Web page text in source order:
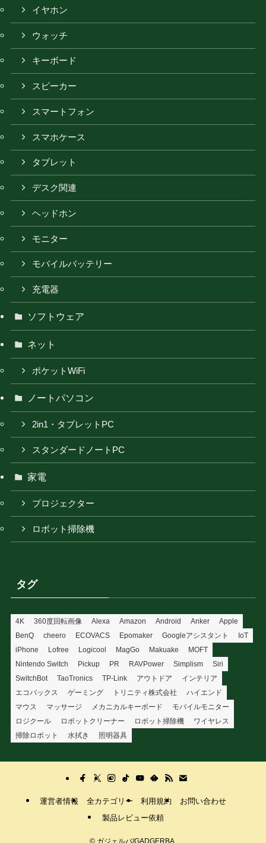
イヤホン
ウォッチ
キーボード
スピーカー
スマートフォン
スマホケース
タブレット
デスク関連
ヘッドホン
モニター
モバイルバッテリー
充電器
ソフトウェア
ネット
ポケットWiFi
ノートパソコン
2in1・タブレットPC
スタンダードノートPC
家電
プロジェクター
ロボット掃除機
タグ
4K 360度回転画像 Alexa Amazon Android Anker
Apple
BenQ
cheero ECOVACS Epomaker Googleアシスタント
IoT
iPhone
Lofree Logicool MagGo Makuake
MOFT
Nintendo Switch
Pickup PR RAVPower Simplism
Siri
SwitchBot
TaoTronics TP-Link アウトドア
インテリア
エコバックス
ゲーミング トリニティ株式会社
ハイエンド
マウス
マッサージ メカニカルキーボード
モバイルモニター
ロジクール
ロボットクリーナー ロボット掃除機
ワイヤレス
掃除ロボット
水拭き 照明器具
運営者情報 全カテゴリー 利用規約
お問い合わせ
製品レビュー依頼
© ガジェルバ/GADGERBA.